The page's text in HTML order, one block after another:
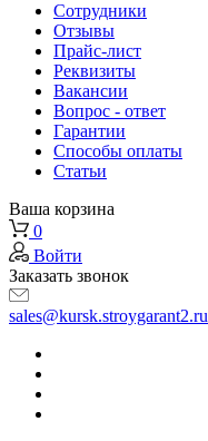
Сотрудники
Отзывы
Прайс-лист
Реквизиты
Вакансии
Вопрос - ответ
Гарантии
Способы оплаты
Статьи
Ваша корзина
0
Войти
Заказать звонок
sales@kursk.stroygarant2.ru